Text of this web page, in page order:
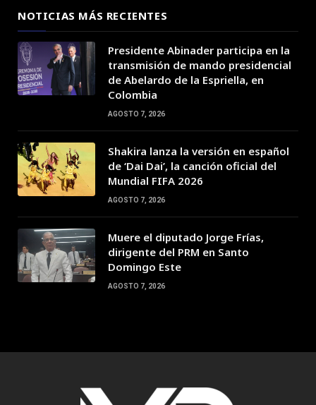
NOTICIAS MÁS RECIENTES
Presidente Abinader participa en la
transmisión de mando presidencial
de Abelardo de la Espriella, en
Colombia
AGOSTO 7, 2026
Shakira lanza la versión en español
de ‘Dai Dai’, la canción oficial del
Mundial FIFA 2026
AGOSTO 7, 2026
Muere el diputado Jorge Frías,
dirigente del PRM en Santo
Domingo Este
AGOSTO 7, 2026